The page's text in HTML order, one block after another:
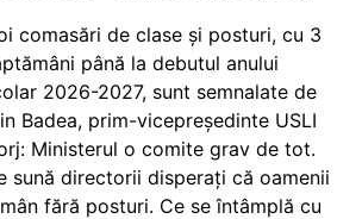
comasări de clase și posturi, cu 3
până la debutul anului
2026-2027, sunt semnalate de
Badea, prim-vicepreședinte USLI
Ministerul o comite grav de tot.
sună directorii disperați că oamenii
fără posturi. Ce se întâmplă cu